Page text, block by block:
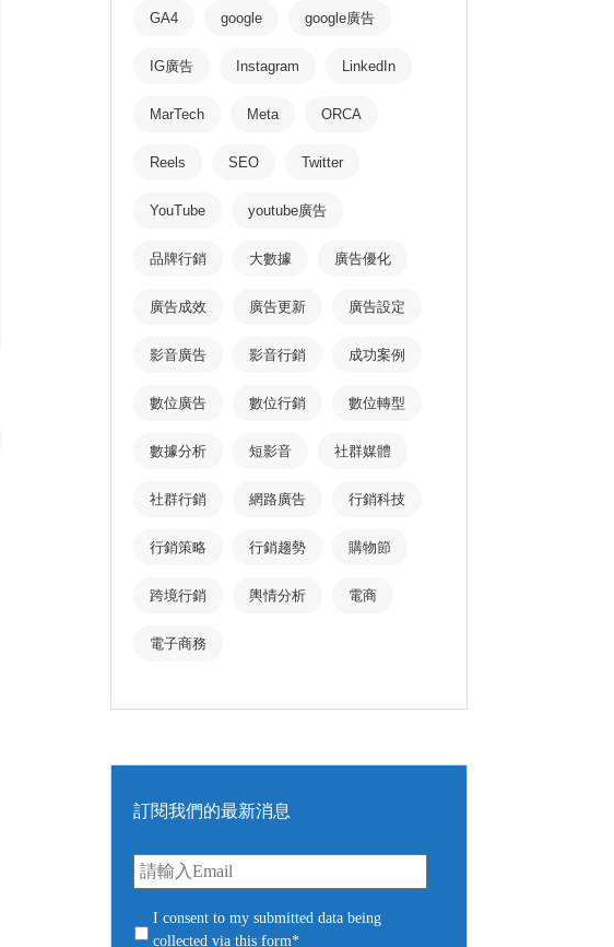
GA4 google google廣告
IG廣告 Instagram LinkedIn
MarTech Meta ORCA
Reels SEO Twitter
YouTube youtube廣告
品牌行銷 大數據 廣告優化
廣告成效 廣告更新 廣告設定
影音廣告 影音行銷 成功案例
數位廣告 數位行銷 數位轉型
數據分析 短影音 社群媒體
社群行銷 網路廣告 行銷科技
行銷策略 行銷趨勢 購物節
跨境行銷 輿情分析 電商
電子商務
訂閱我們的最新消息
E
m
a
lo
I consent to my submitted data being
collected via this form*